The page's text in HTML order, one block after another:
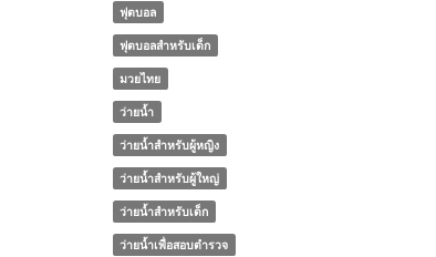
ฟุตบอล
ฟุตบอลสำหรับเด็ก
มวยไทย
ว่ายน้ำ
ว่ายน้ำสำหรับผู้หญิง
ว่ายน้ำสำหรับผู้ใหญ่
ว่ายน้ำสำหรับเด็ก
ว่ายน้ำเพื่อสอบตำรวจ